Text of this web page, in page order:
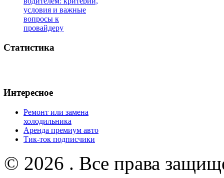
условия и важные
вопросы к
провайдеру
Статистика
Интересное
Ремонт или замена
холодильника
Аренда премиум авто
Тик-ток подписчики
© 2026 . Все права